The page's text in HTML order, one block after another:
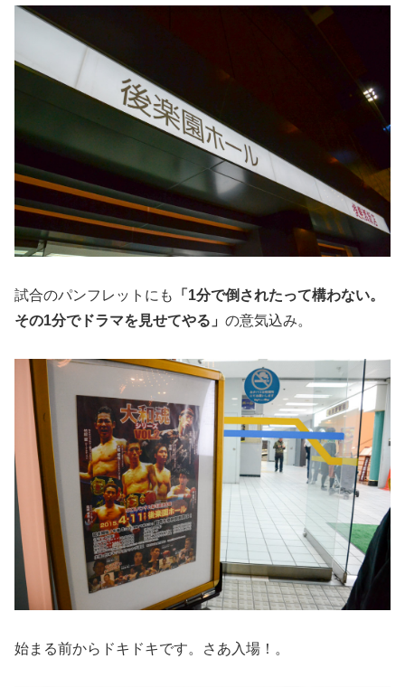
試合のパンフレットにも
「1分で倒されたって構わない。
その1分でドラマを見せてやる」 の意気込み。
始まる前からドキドキです。さあ入場！。